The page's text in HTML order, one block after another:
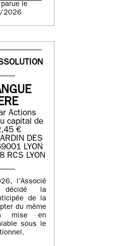
parue le
2026
Actions
capital de
€
DES
LYON
RCS LYON
l’Associé
la
de la
du même
mise en
sous le